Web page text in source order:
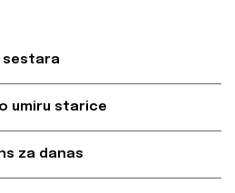
sestara
umiru starice
za danas